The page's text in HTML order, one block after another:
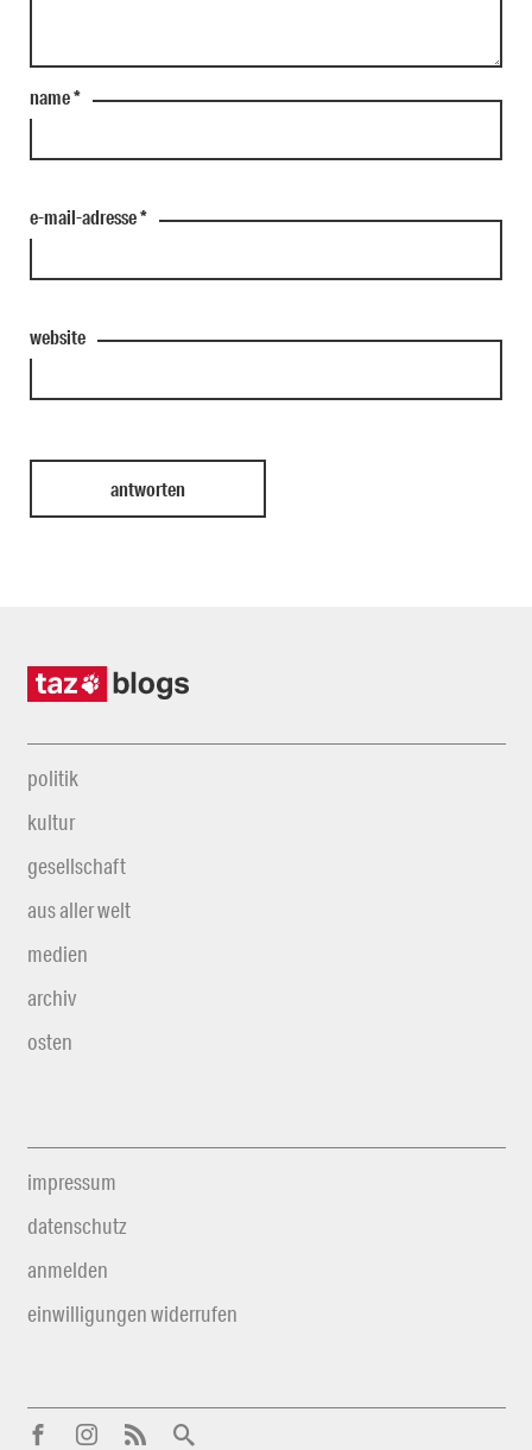
name*
e-mail-adresse*
website
politik
kultur
gesellschaft
aus aller welt
medien
archiv
osten
impressum
datenschutz
anmelden
einwilligungen widerrufen